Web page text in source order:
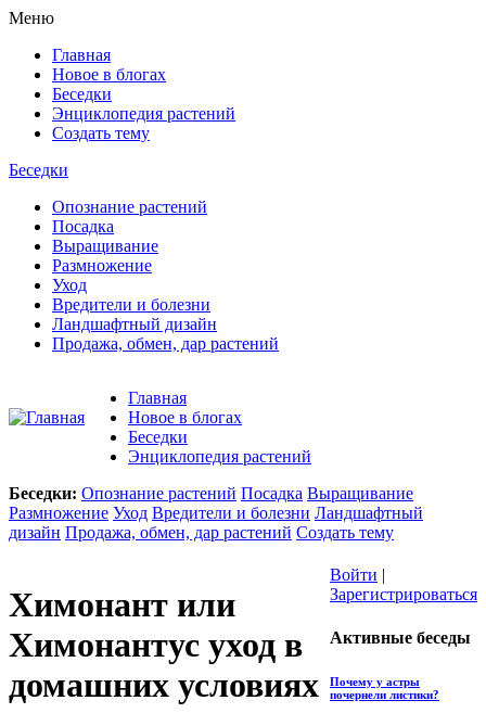
Меню
Главная
Новое в блогах
Беседки
Энциклопедия растений
Создать тему
Беседки
Опознание растений
Посадка
Выращивание
Размножение
Уход
Вредители и болезни
Ландшафтный дизайн
Продажа, обмен, дар растений
Главная
Новое в блогах
Беседки
Энциклопедия растений
Беседки: Опознание растений Посадка Выращивание
Размножение Уход Вредители и болезни Ландшафтный
дизайн Продажа, обмен, дар растений Создать тему
Химонант или
Химонантус уход в
домашних условиях
Войти |
Зарегистрироваться
Активные беседы
Почему у астры
почернели листики?